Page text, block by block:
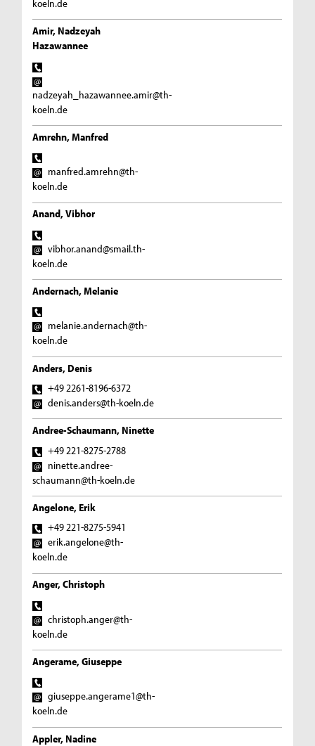
koeln.de
Amir, Nadzeyah
Hazawannee
nadzeyah_hazawannee.amir@th-
koeln.de
Amrehn, Manfred
manfred.amrehn@th-
koeln.de
Anand, Vibhor
vibhor.anand@smail.th-
koeln.de
Andernach, Melanie
melanie.andernach@th-
koeln.de
Anders, Denis
+49 2261-8196-6372
denis.anders@th-koeln.de
Andree-Schaumann, Ninette
+49 221-8275-2788
ninette.andree-
schaumann@th-koeln.de
Angelone, Erik
+49 221-8275-5941
erik.angelone@th-
koeln.de
Anger, Christoph
christoph.anger@th-
koeln.de
Angerame, Giuseppe
giuseppe.angerame1@th-
koeln.de
Appler, Nadine